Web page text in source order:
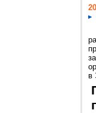
в